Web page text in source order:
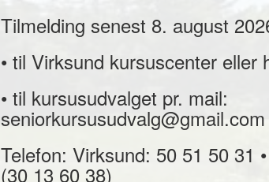
Tilmelding senest 8. august
• til Virksund kursuscenter eller
• til kursusudvalget pr. mail:
seniorkursusudvalg@gmail.com
Telefon: Virksund: 50 51 50 31
(30 13 60 38)